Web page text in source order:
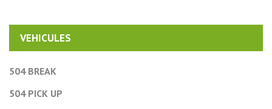
VEHICULES
504 BREAK
504 PICK UP